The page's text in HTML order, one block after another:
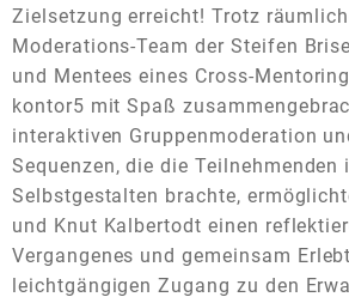
Zielsetzung erreicht! Trotz
Moderations-Team der Steifen
und Mentees eines Cross-
kontor5 mit Spaß
interaktiven Gruppenmoderation
Sequenzen, die die Teilnehmenden
Selbstgestalten brachte,
und Knut Kalbertodt einen
Vergangenes und gemeinsam
leichtgängigen Zugang zu den